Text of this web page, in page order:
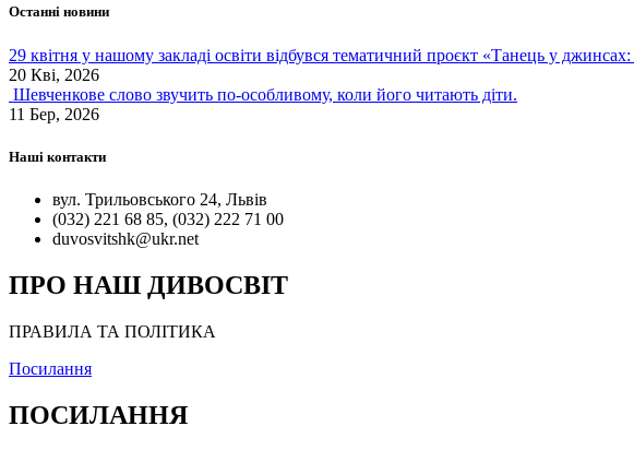
Останні новини
29 квітня у нашому закладі освіти відбувся тематичний проєкт «Танець у
20 Кві, 2026
Шевченкове слово звучить по-особливому, коли його читають діти.
11 Бер, 2026
Наші контакти
вул. Трильовського 24, Львів
(032) 221 68 85, (032) 222 71 00
duvosvitshk@ukr.net
ПРО НАШ ДИВОСВІТ
ПРАВИЛА ТА ПОЛІТИКА
Посилання
ПОСИЛАННЯ